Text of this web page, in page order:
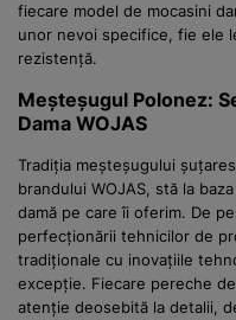
fiecare model de mocasini
unor nevoi specifice, fie ele
rezistență.
Meșteșugul Polonez:
Dama WOJAS
Tradiția meșteșugului
brandului WOJAS, stă la
damă pe care îi oferim. De
perfecționării tehnicilor de
tradiționale cu inovațiile
excepție. Fiecare pereche
atenție deosebită la detalii,